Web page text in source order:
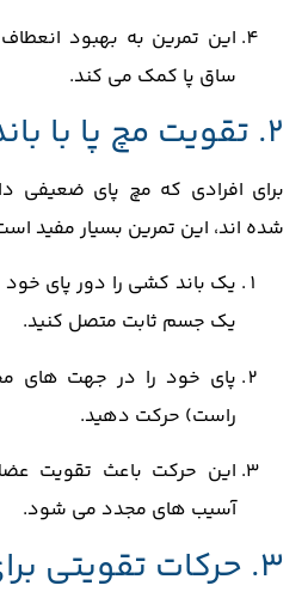
این تمرین به بهبود
ساق پا کمک می‌ کند.
2. تقویت مچ پا با باند کشی
برای افرادی که مچ پای ضعیفی
شده ‌اند، این تمرین بسیار مفید
یک باند کشی را دور پای خود
یک جسم ثابت متصل کنید.
پای خود را در جهت‌ های
راست) حرکت دهید.
این حرکت باعث تقویت
آسیب‌ های مجدد می ‌شود.
3. حرکات تقویتی برای کف پا